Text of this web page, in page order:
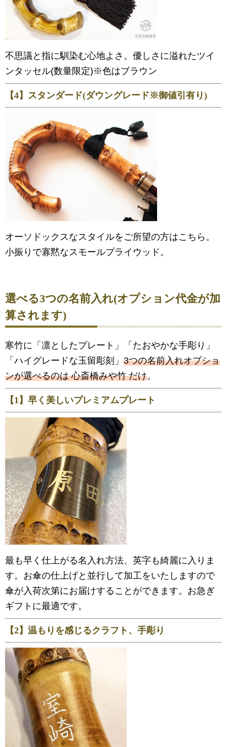
不思議と指に馴染む心地よさ。優しさに溢れたツイ
ンタッセル(数量限定)※色はブラウン
【4】スタンダード(ダウングレード※御値引有り)
オーソドックスなスタイルをご所望の方はこちら。
小振りで寡黙なスモールプライウッド。
選べる3つの名前入れ(オプション代金が加
算されます)
寒竹に「凛としたプレート」「たおやかな手彫り」
「ハイグレードな玉留彫刻」 3つの名前入れオプショ
ンが選べるのは 心斎橋みや竹 だけ。
【1】早く美しいプレミアムプレート
最も早く仕上がる名入れ方法、英字も綺麗に入りま
す。お傘の仕上げと並行して加工をいたしますので
傘が入荷次第にお届けすることができます。お急ぎ
ギフトに最適です。
【2】温もりを感じるクラフト、手彫り